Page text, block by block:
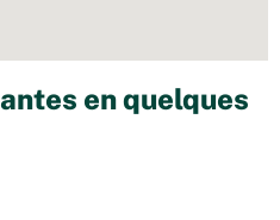
en quelques